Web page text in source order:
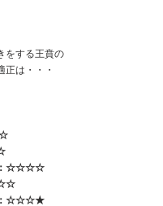
をする王賁の
は・・・
☆☆☆☆
☆☆☆★